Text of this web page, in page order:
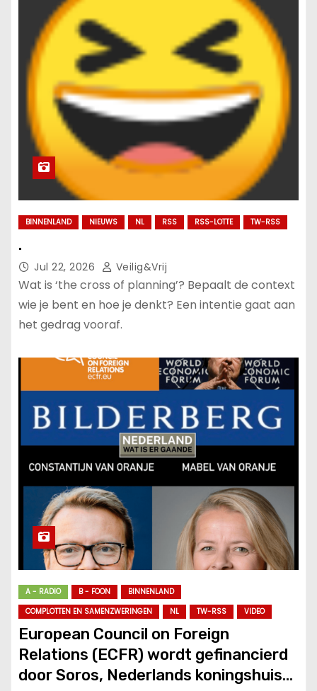
BINNENLAND NIEUWS NL RSS RSS-LOTTE TW-RSS
.
Jul 22, 2026 Veilig&Vrij
Wat is ‘the cross of planning’? Bepaalt de context
wie je bent en hoe je denkt? Een intentie gaat aan
het gedrag vooraf.
A - RADIO B - FOON
BINNENLAND
COMPLOTTEN EN SAMENZWERINGEN
NL TW-RSS VIDEO
European Council on Foreign
Relations (ECFR) wordt gefinancierd
door Soros, Nederlands koningshuis